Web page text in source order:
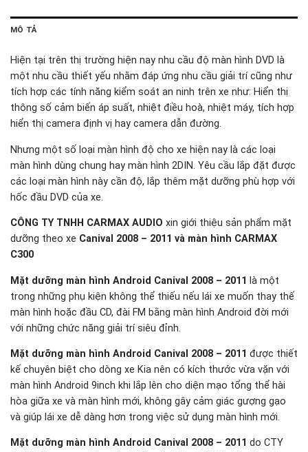
MÔ TẢ
Hiện tại trên thị trường hiện nay nhu cầu độ màn hình DVD là
một nhu cầu thiết yếu nhằm đáp ứng nhu cầu giải trí cũng như
tích hợp các tính năng kiểm soát an ninh trên xe như: Hiển thị
thông số cảm biến áp suất, nhiệt điều hoà, nhiệt máy, tích hợp
hiển thị camera định vị hay camera dẫn đường.
Nhưng một số loại màn hình độ cho xe hiện nay là các loại
màn hình dùng chung hay màn hình 2DIN. Yêu cầu lắp đặt được
các loại màn hình này cần độ, lắp thêm mặt dưỡng phù hợp với
hốc đầu DVD của xe.
CÔNG TY TNHH CARMAX AUDIO xin giới thiệu sản phẩm mặt
dưỡng theo xe Canival 2008 – 2011 và màn hình CARMAX
C300
Mặt dưỡng màn hình Android Canival 2008 – 2011 là một
trong những phụ kiện không thể thiếu nếu lái xe muốn thay thế
màn hình hoặc đầu CD, đài FM bằng màn hình Android đời mới
với những chức năng giải trí siêu đỉnh.
Mặt dưỡng màn hình Android Canival 2008 – 2011 được thiết
kế chuyên biệt cho dòng xe Kia nên có kích thước vừa vặn với
màn hình Android 9inch khi lắp lên cho diện mạo tổng thể hài
hòa giữa xe và màn hình mới, không gây cảm giác gượng gạo
và giúp lái xe dễ dàng hơn trong việc sử dụng màn hình mới.
Mặt dưỡng màn hình Android Canival 2008 – 2011 do CTY